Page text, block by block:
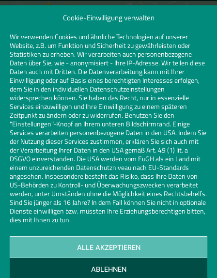
Cookie-Einwilligung verwalten
Wir verwenden Cookies und ähnliche Technologien auf unserer
Website, z.B. um Funktion und Sicherheit zu gewährleisten oder
Statistiken zu erheben. Wir verarbeiten auch personenbezogene
Daten über Sie, wie - anonymisiert - Ihre IP-Adresse. Wir teilen diese
Daten auch mit Dritten. Die Datenverarbeitung kann mit Ihrer
Einwilligung oder auf Basis eines berechtigten Interesses erfolgen,
dem Sie in den individuellen Datenschutzeinstellungen
widersprechen können. Sie haben das Recht, nur in essenzielle
Services einzuwilligen und Ihre Einwilligung zu einem späteren
Zeitpunkt zu ändern oder zu widerrufen. Benutzen Sie den
"Einstellungen"-Knopf an Ihrem unteren Bildschirmrand. Einige
Services verarbeiten personenbezogene Daten in den USA. Indem Sie
der Nutzung dieser Services zustimmen, erklären Sie sich auch mit
der Verarbeitung Ihrer Daten in den USA gemäß Art. 49 (1) lit. a
DSGVO einverstanden. Die USA werden vom EuGH als ein Land mit
einem unzureichenden Datenschutzniveau nach EU-Standards
angesehen. Insbesondere besteht das Risiko, dass Ihre Daten von
US-Behörden zu Kontroll- und Überwachungszwecken verarbeitet
werden, unter Umständen ohne die Möglichkeit eines Rechtsbehelfs.
Sind Sie jünger als 16 Jahre? In dem Fall können Sie nicht in optionale
Dienste einwilligen bzw. müssten Ihre Erziehungsberechtigen bitten,
dies mit Ihnen zu tun.
ALLE AKZEPTIEREN
ABLEHNEN
Klicken Sie hier, um Marketing-Cookies zu
akzeptieren und diesen Inhalt zu
aktivieren | Click to accept marketing
cookies and enable this content
Kontakt Datenschutz Impressum
Cookies
Glaserhandwerk | Links